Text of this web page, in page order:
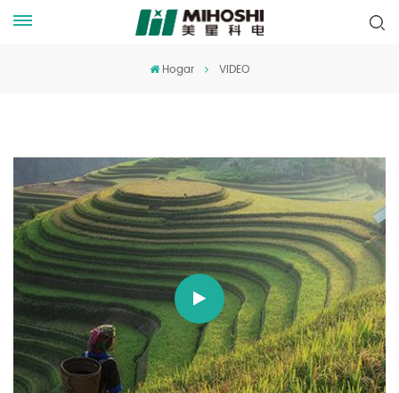
Hogar VIDEO